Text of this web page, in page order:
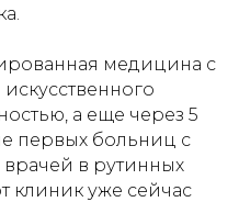
медицина с
а еще через 5
первых больниц с
в рутинных
клиник уже сейчас